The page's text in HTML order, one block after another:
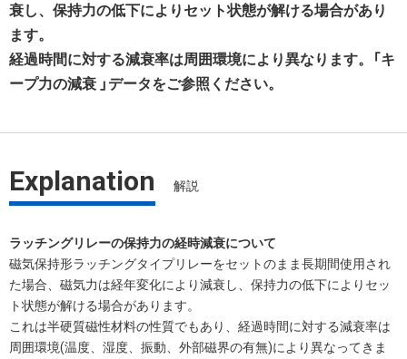
衰し、保持力の低下によりセット状態が解ける場合があり
ます。
経過時間に対する減衰率は周囲環境により異なります。「キ
ープ力の減衰 」データをご参照ください。
Explanation 解説
ラッチングリレーの保持力の経時減衰について
磁気保持形ラッチングタイプリレーをセットのまま長期間使用され
た場合、磁気力は経年変化により減衰し、保持力の低下によりセッ
ト状態が解ける場合があります。
これは半硬質磁性材料の性質でもあり、経過時間に対する減衰率は
周囲環境(温度、湿度、振動、外部磁界の有無)により異なってきま